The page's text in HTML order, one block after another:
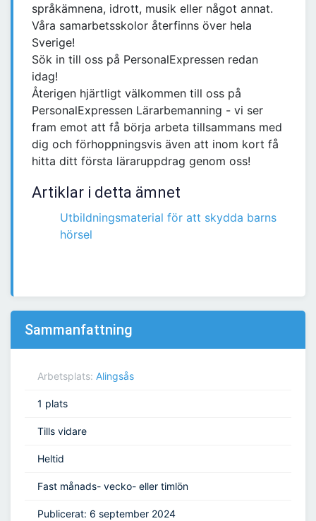
språkämnena, idrott, musik eller något annat.
Våra samarbetsskolor återfinns över hela
Sverige!
Sök in till oss på PersonalExpressen redan
idag!
Återigen hjärtligt välkommen till oss på
PersonalExpressen Lärarbemanning - vi ser
fram emot att få börja arbeta tillsammans med
dig och förhoppningsvis även att inom kort få
hitta ditt första läraruppdrag genom oss!
Artiklar i detta ämnet
Utbildningsmaterial för att skydda barns
hörsel
Sammanfattning
Arbetsplats: Alingsås
1 plats
Tills vidare
Heltid
Fast månads- vecko- eller timlön
Publicerat: 6 september 2024